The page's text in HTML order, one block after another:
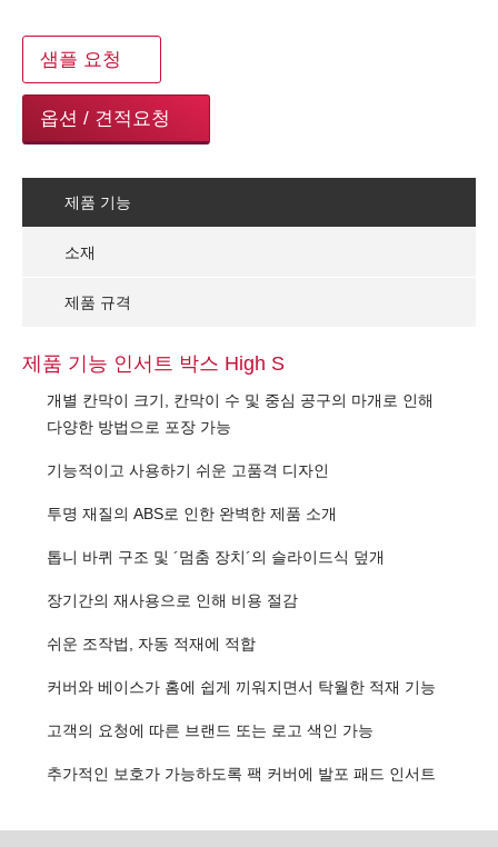
샘플 요청
옵션 / 견적요청
제품 기능
소재
제품 규격
제품 기능 인서트 박스 High S
개별 칸막이 크기, 칸막이 수 및 중심 공구의 마개로 인해
다양한 방법으로 포장 가능
기능적이고 사용하기 쉬운 고품격 디자인
투명 재질의 ABS로 인한 완벽한 제품 소개
톱니 바퀴 구조 및 ´멈춤 장치´의 슬라이드식 덮개
장기간의 재사용으로 인해 비용 절감
쉬운 조작법, 자동 적재에 적합
커버와 베이스가 홈에 쉽게 끼워지면서 탁월한 적재 기능
고객의 요청에 따른 브랜드 또는 로고 색인 가능
추가적인 보호가 가능하도록 팩 커버에 발포 패드 인서트